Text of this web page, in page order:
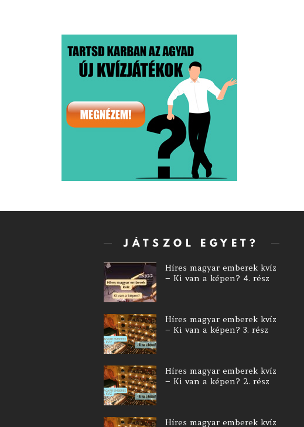
JÁTSZOL EGYET?
Híres magyar emberek kvíz
– Ki van a képen? 4. rész
Híres magyar emberek kvíz
– Ki van a képen? 3. rész
Híres magyar emberek kvíz
– Ki van a képen? 2. rész
Híres magyar emberek kvíz